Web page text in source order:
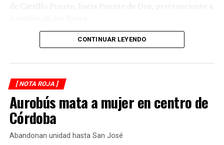
de Carrillo Puerto, hacia Puente de Oro, perteneciente a
El accidente ocurrió cuando, presuntamente, un
impactó por alcance, provocando que ambos cayeran
sobre la carpeta asfáltica.
Testigos solicitaron el apoyo de los cuerpos de
emergencia, quienes brindaron atención prehospitalaria
a los lesionados y los trasladaron a un hospital para su
valoración médica.
CONTINUAR LEYENDO
[ NOTA ROJA ]
Aurobús mata a mujer en centro de
Córdoba
Abandonan unidad hasta San José